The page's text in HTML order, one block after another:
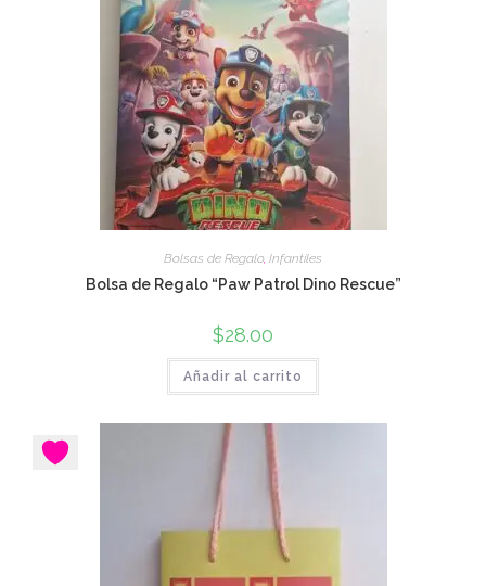
Bolsas de Regalo, Infantiles
Bolsa de Regalo “Paw Patrol Dino Rescue”
$28.00
Añadir al carrito